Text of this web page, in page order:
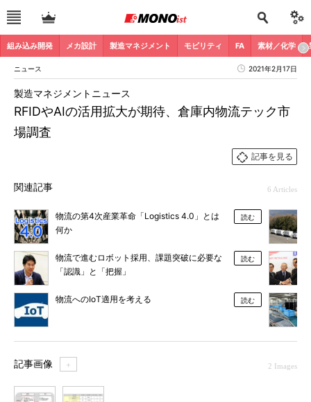
組み込み開発 メカ設計 製造マネジメント モビリティ FA 素材／化学
ニュース 2021年2月17日
RFIDやAIの活用拡大が期待、倉庫内物流テック市
場調査
製造マネジメントニュース
記事を見る
関連記事 6 Articles
物流の第4次産業革命「Logistics 4.0」とは
何か
読む
物流で進むロボット採用、課題突破に必要な
「認識」と「把握」
読む
物流へのIoT適用を考える 読む
記事画像 ＋ 2 Images